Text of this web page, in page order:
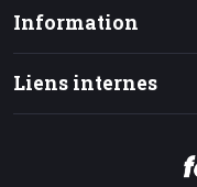
Information
Liens internes